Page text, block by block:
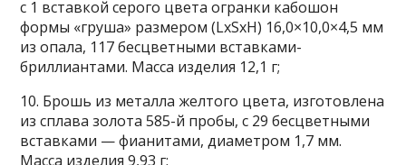
с 1 вставкой серого цвета огранки кабошон
формы «груша» размером (LхSxH) 16,0×10,0×4,5 мм
из опала, 117 бесцветными вставками-
бриллиантами. Масса изделия 12,1 г;
10. Брошь из металла желтого цвета, изготовлена
из сплава золота 585-й пробы, с 29 бесцветными
вставками — фианитами, диаметром 1,7 мм.
Масса изделия 9,93 г;